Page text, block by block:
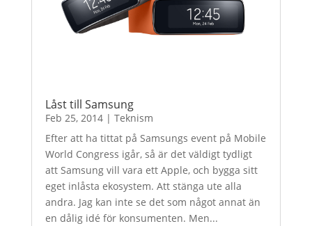
Låst till Samsung
Feb 25, 2014| Teknism
Efter att ha tittat på Samsungs event på Mobile
World Congress igår, så är det väldigt tydligt
att Samsung vill vara ett Apple, och bygga sitt
eget inlåsta ekosystem. Att stänga ute alla
andra. Jag kan inte se det som något annat än
en dålig idé för konsumenten. Men...